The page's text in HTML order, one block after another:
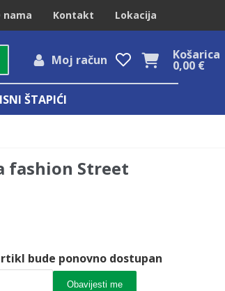
nama Kontakt Lokacija
Košarica
0,00 €
Moj račun
ŠTAPIĆI
fashion Street
bude ponovno dostupan
Obavijesti me